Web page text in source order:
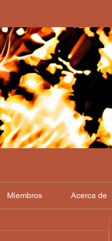
Miembros Acerca de